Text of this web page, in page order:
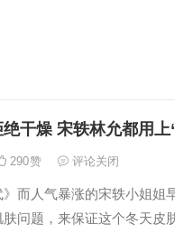
干燥 宋轶林允都用上
290赞 评论关闭
而人气暴涨的宋轶小姐姐
问题，来保证这个冬天皮